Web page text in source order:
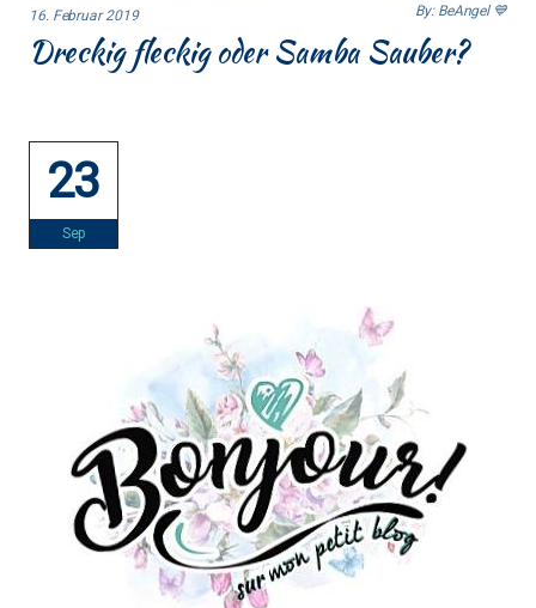
16. Februar 2019 By: BeAngel 💙
Dreckig fleckig oder Samba Sauber?
23
Sep